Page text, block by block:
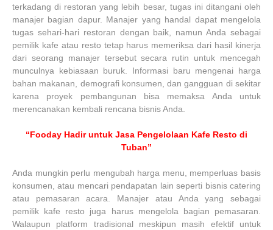
terkadang di restoran yang lebih besar, tugas ini ditangani oleh
manajer bagian dapur. Manajer yang handal dapat mengelola
tugas sehari-hari restoran dengan baik, namun Anda sebagai
pemilik kafe atau resto tetap harus memeriksa dari hasil kinerja
dari seorang manajer tersebut secara rutin untuk mencegah
munculnya kebiasaan buruk. Informasi baru mengenai harga
bahan makanan, demografi konsumen, dan gangguan di sekitar
karena proyek pembangunan bisa memaksa Anda untuk
merencanakan kembali rencana bisnis Anda.
“Fooday Hadir untuk Jasa Pengelolaan Kafe Resto di
Tuban”
Anda mungkin perlu mengubah harga menu, memperluas basis
konsumen, atau mencari pendapatan lain seperti bisnis catering
atau pemasaran acara. Manajer atau Anda yang sebagai
pemilik kafe resto juga harus mengelola bagian pemasaran.
Walaupun platform tradisional meskipun masih efektif untuk